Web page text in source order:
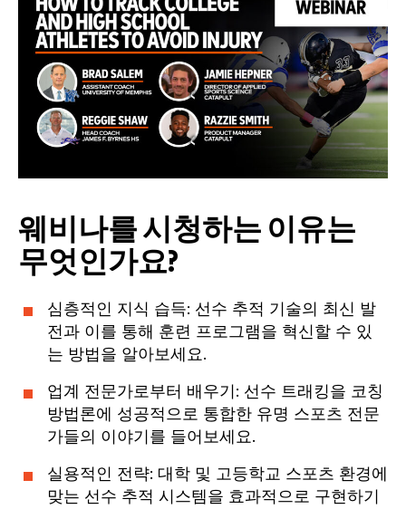
웨비나를 시청하는 이유는
무엇인가요?
심층적인 지식 습득: 선수 추적 기술의 최신 발
전과 이를 통해 훈련 프로그램을 혁신할 수 있
는 방법을 알아보세요.
업계 전문가로부터 배우기: 선수 트래킹을 코칭
방법론에 성공적으로 통합한 유명 스포츠 전문
가들의 이야기를 들어보세요.
실용적인 전략: 대학 및 고등학교 스포츠 환경에
맞는 선수 추적 시스템을 효과적으로 구현하기